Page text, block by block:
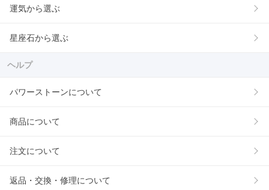
運気から選ぶ
星座石から選ぶ
ヘルプ
パワーストーンについて
商品について
注文について
返品・交換・修理について